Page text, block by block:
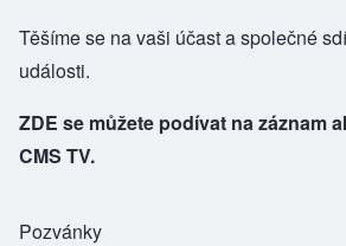
Těšíme se na vaši účast a společné
události.
ZDE se můžete podívat na záznam
CMS TV.
Pozvánky